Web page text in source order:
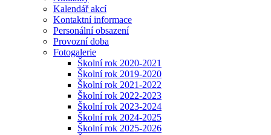
Kalendář akcí
Kontaktní informace
Personální obsazení
Provozní doba
Fotogalerie
Školní rok 2020-2021
Školní rok 2019-2020
Školní rok 2021-2022
Školní rok 2022-2023
Školní rok 2023-2024
Školní rok 2024-2025
Školní rok 2025-2026